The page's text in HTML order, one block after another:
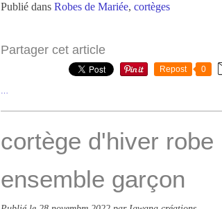
Publié dans Robes de Mariée, cortèges
Partager cet article
Repost 0
cortège d'hiver robe
ensemble garçon